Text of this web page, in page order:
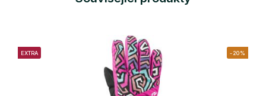
EXTRA -20%